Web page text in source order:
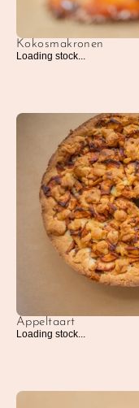
Kokosmakronen
Loading stock...
Appeltaart
Loading stock...